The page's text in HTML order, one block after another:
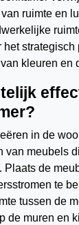
ruimte en
strategisch
kleuren en
in de
van meubels
Plaats de
te
tussen de
de muren en